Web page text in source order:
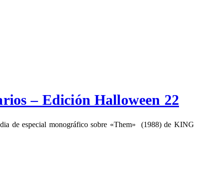
– Edición Halloween 22
de especial monográfico sobre «Them» (1988) de KING